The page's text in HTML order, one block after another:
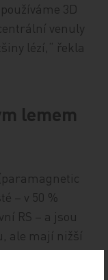
3D
venuly
lézí,“ řekla
lemem
– v 50 %
RS – a jsou
ale mají nižší
u RIS.